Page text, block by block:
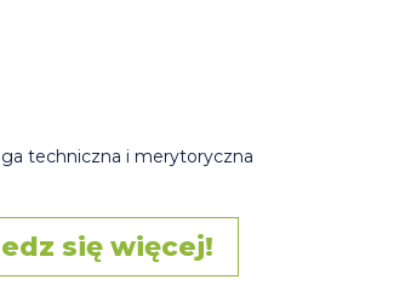
techniczna i merytoryczna
się więcej!